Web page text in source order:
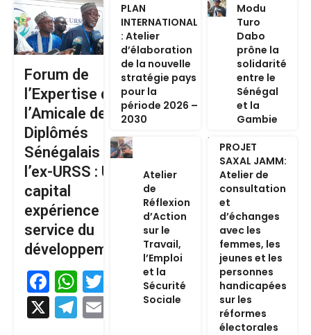
Forum de
l’Expertise de
l’Amicale des
Diplômés
Sénégalais de
l’ex-URSS : Un
capital
expérience au
service du
développement
Facebook
WhatsApp
Twitter
X
Telegram
Email
PLAN
INTERNATIONAL
: Atelier
d’élaboration
de la nouvelle
stratégie pays
pour la
période 2026 –
2030
Modu
Turo
Dabo
prône la
solidarité
entre le
Sénégal
et la
Gambie
Atelier
de
Réflexion
d’Action
sur le
Travail,
l’Emploi
et la
Sécurité
Sociale
PROJET
SAXAL JAMM:
Atelier de
consultation
et
d’échanges
avec les
femmes, les
jeunes et les
personnes
handicapées
sur les
réformes
électorales